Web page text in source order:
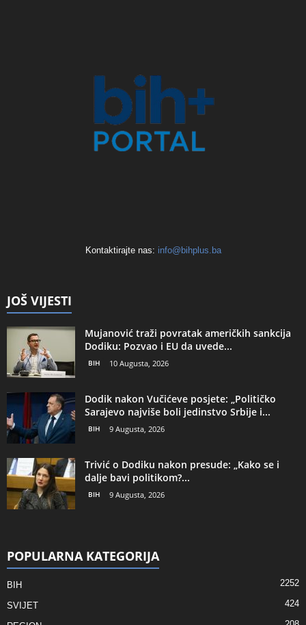
Kontaktirajte nas: info@bihplus.ba
JOŠ VIJESTI
Mujanović traži povratak američkih sankcija
Dodiku: Pozvao i EU da uvede...
BIH 10 Augusta, 2026
Dodik nakon Vučićeve posjete: „Političko
Sarajevo najviše boli jedinstvo Srbije i...
BIH 9 Augusta, 2026
Trivić o Dodiku nakon presude: „Kako se i
dalje bavi politikom?...
BIH 9 Augusta, 2026
POPULARNA KATEGORIJA
BIH 2252
SVIJET 424